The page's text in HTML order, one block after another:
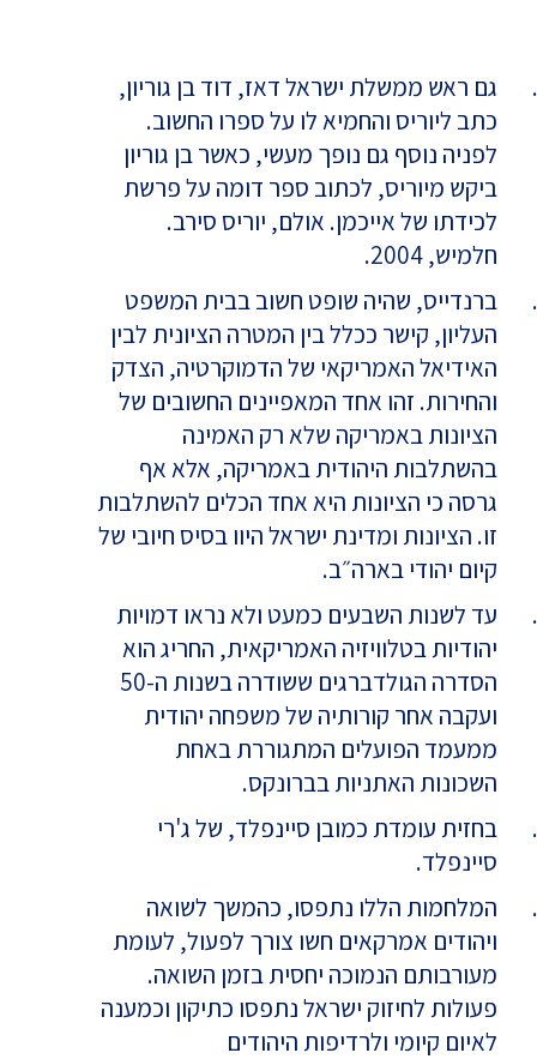
גם ראש ממשלת ישראל דאז, דוד בן גוריון,
כתב ליוריס והחמיא לו על ספרו החשוב.
לפניה נוסף גם נופך מעשי, כאשר בן גוריון
ביקש מיוריס, לכתוב ספר דומה על פרשת
לכידתו של אייכמן. אולם, יוריס סירב.
חלמיש, 2004.
ברנדייס, שהיה שופט חשוב בבית המשפט
העליון, קישר ככלל בין המטרה הציונית לבין
האידיאל האמריקאי של הדמוקרטיה, הצדק
והחירות. זהו אחד המאפיינים החשובים של
הציונות באמריקה שלא רק האמינה
בהשתלבות היהודית באמריקה, אלא אף
גרסה כי הציונות היא אחד הכלים להשתלבות
זו. הציונות ומדינת ישראל היוו בסיס חיובי של
קיום יהודי בארה״ב.
עד לשנות השבעים כמעט ולא נראו דמויות
יהודיות בטלוויזיה האמריקאית, החריג הוא
הסדרה הגולדברגים ששודרה בשנות ה-50
ועקבה אחר קורותיה של משפחה יהודית
ממעמד הפועלים המתגוררת באחת
השכונות האתניות בברונקס.
בחזית עומדת כמובן סיינפלד, של ג'רי
סיינפלד.
המלחמות הללו נתפסו, כהמשך לשואה
ויהודים אמרקאים חשו צורך לפעול, לעומת
מעורבותם הנמוכה יחסית בזמן השואה.
פעולות לחיזוק ישראל נתפסו כתיקון וכמענה
לאיום קיומי ולרדיפות היהודים